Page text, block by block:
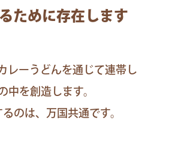
ために存在します
レーうどんを通じて連帯し
中を創造します。
のは、万国共通です。